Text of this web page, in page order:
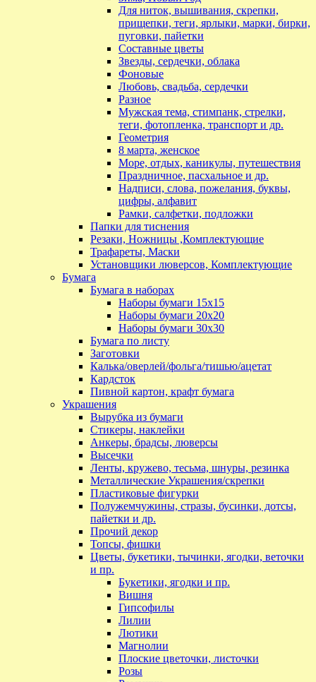
Для ниток, вышивания, скрепки,
прищепки, теги, ярлыки, марки, бирки,
пуговки, пайетки
Составные цветы
Звезды, сердечки, облака
Фоновые
Любовь, свадьба, сердечки
Разное
Мужская тема, стимпанк, стрелки,
теги, фотопленка, транспорт и др.
Геометрия
8 марта, женское
Море, отдых, каникулы, путешествия
Праздничное, пасхальное и др.
Надписи, слова, пожелания, буквы,
цифры, алфавит
Рамки, салфетки, подложки
Папки для тиснения
Резаки, Ножницы ,Комплектующие
Трафареты, Маски
Установщики люверсов, Комплектующие
Бумага
Бумага в наборах
Наборы бумаги 15х15
Наборы бумаги 20х20
Наборы бумаги 30х30
Бумага по листу
Заготовки
Калька/оверлей/фольга/тишью/ацетат
Кардсток
Пивной картон, крафт бумага
Украшения
Вырубка из бумаги
Стикеры, наклейки
Анкеры, брадсы, люверсы
Высечки
Ленты, кружево, тесьма, шнуры, резинка
Металлические Украшения/скрепки
Пластиковые фигурки
Полужемчужины, стразы, бусинки, дотсы,
пайетки и др.
Прочий декор
Топсы, фишки
Цветы, букетики, тычинки, ягодки, веточки
и пр.
Букетики, ягодки и пр.
Вишня
Гипсофилы
Лилии
Лютики
Магнолии
Плоские цветочки, листочки
Розы